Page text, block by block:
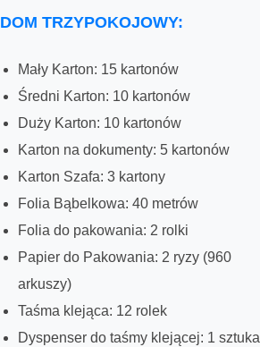
DOM TRZYPOKOJOWY:
Mały Karton: 15 kartonów
Średni Karton: 10 kartonów
Duży Karton: 10 kartonów
Karton na dokumenty: 5 kartonów
Karton Szafa: 3 kartony
Folia Bąbelkowa: 40 metrów
Folia do pakowania: 2 rolki
Papier do Pakowania: 2 ryzy (960
arkuszy)
Taśma klejąca: 12 rolek
Dyspenser do taśmy klejącej: 1 sztuka